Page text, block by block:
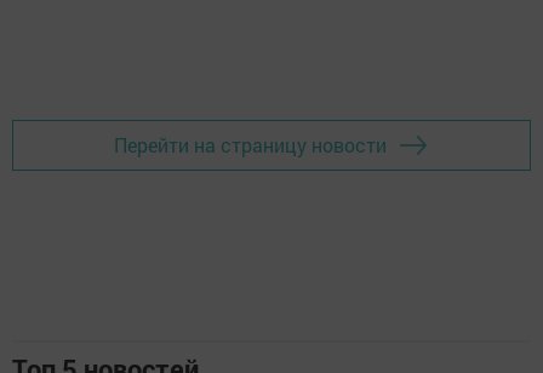
Перейти на страницу новости